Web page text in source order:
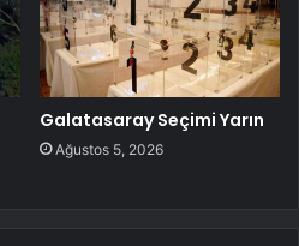
Galatasaray Seçimi Yarın
Ağustos 5, 2026